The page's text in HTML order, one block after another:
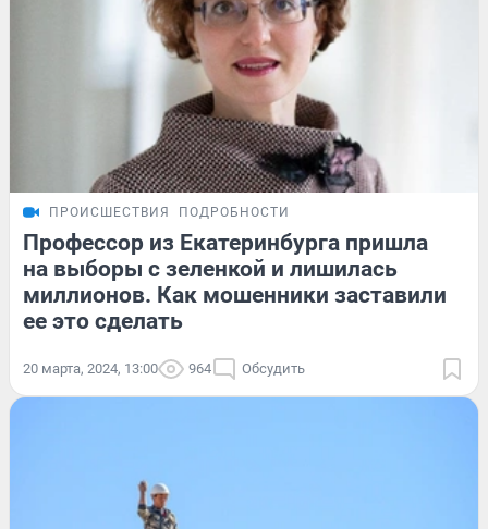
ПРОИСШЕСТВИЯ ПОДРОБНОСТИ
Профессор из Екатеринбурга пришла
на выборы с зеленкой и лишилась
миллионов. Как мошенники заставили
ее это сделать
20 марта, 2024, 13:00 964 Обсудить